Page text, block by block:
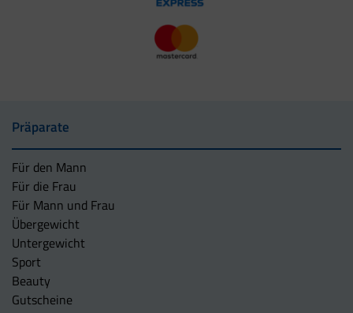
Präparate
Für den Mann
Für die Frau
Für Mann und Frau
Übergewicht
Untergewicht
Sport
Beauty
Gutscheine